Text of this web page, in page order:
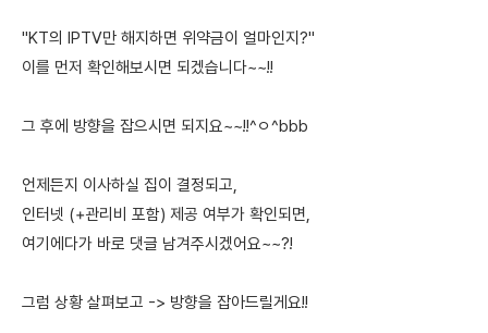
"KT의 IPTV만 해지하면 위약금이 얼마인지?"
이를 먼저 확인해보시면 되겠습니다~~!!
그 후에 방향을 잡으시면 되지요~~!!^ㅇ^bbb
언제든지 이사하실 집이 결정되고,
인터넷 (+관리비 포함) 제공 여부가 확인되면,
여기에다가 바로 댓글 남겨주시겠어요~~?!
그럼 상황 살펴보고 -> 방향을 잡아드릴게요!!